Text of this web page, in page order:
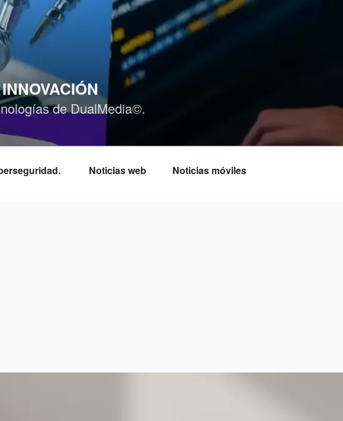
de DualMedia©.
Noticias web Noticias móviles